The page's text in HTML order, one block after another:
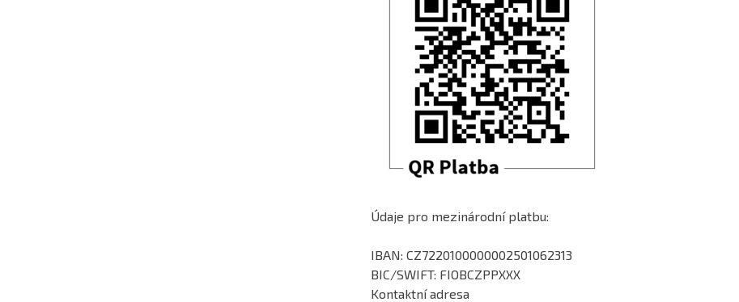
Údaje pro mezinárodní platbu:
IBAN: CZ7220100000002501062313
BIC/SWIFT: FIOBCZPPXXX
Kontaktní adresa